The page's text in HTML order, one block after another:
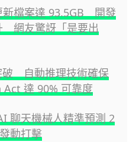
新檔案達 93.5GB 開發
網友驚訝「是要出
破 自動推理技術確保
達 90% 可靠度
聊天機械人精準預測 2
動打擊